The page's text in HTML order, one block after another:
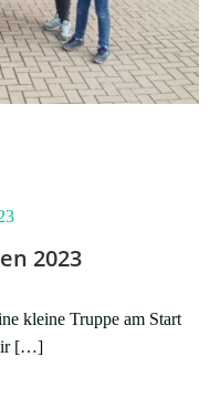
2023
kleine Truppe am Start
[…]